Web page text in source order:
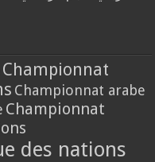
Championnat
Championnat arabe
Championnat
des nations